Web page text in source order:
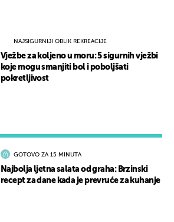
GOTOVO ZA 15 MINUTA
Najbolja ljetna salata od graha: Brzinski
recept za dane kada je prevruće za kuhanje
NAJSIGURNIJI OBLIK REKREACIJE
Vježbe za koljeno u moru: 5 sigurnih vježbi
koje mogu smanjiti bol i poboljšati
pokretljivost